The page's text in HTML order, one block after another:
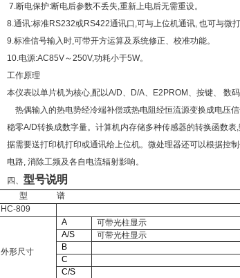
7.断电保护:断电后参数不丢失,重新上电后无需重设。
8.通讯:标准RS232或RS422通讯口,可与上位机通讯, 也可与微
9.标准信号输入时,可带开方运算及系统修正、校准功能。
10.电源:AC85V～250V,功耗小于5W。
工作原理
本仪表以单片机为核心,配以A/D、D/A、E2PROM、按键、 数码
热偶输入的热电势经冷端补偿或热电阻经恒流源变换成电压
稳零A/D转换成数字量。计算机内存储多种传感器的转换函数
据需要送打印机打印或通讯给上位机。微处理器还可以根据控
电路, 消除工频及各自电流辐射影响。
四、 型号说明
型 谱
HC-809
外形尺寸
A 可带光柱显示
A/S
可带光柱显示
B
C
C/S